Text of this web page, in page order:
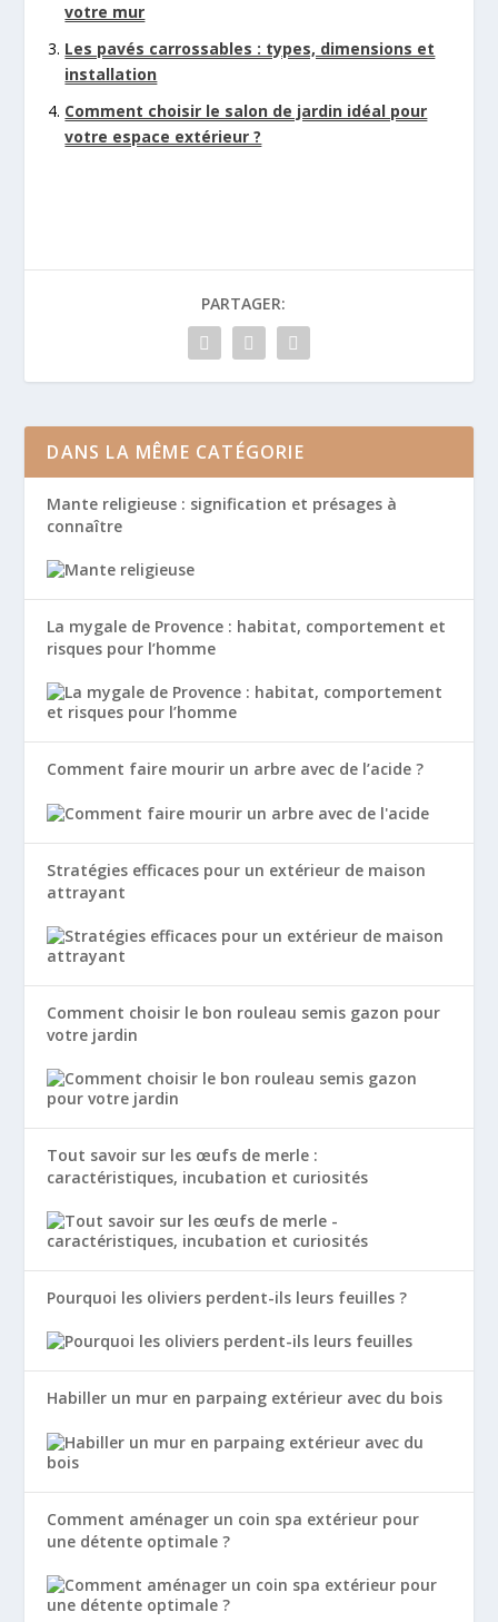
votre mur
Les pavés carrossables : types, dimensions et
installation
Comment choisir le salon de jardin idéal pour
votre espace extérieur ?
PARTAGER:
DANS LA MÊME CATÉGORIE
Mante religieuse : signification et présages à
connaître
La mygale de Provence : habitat, comportement et
risques pour l’homme
Comment faire mourir un arbre avec de l’acide ?
Stratégies efficaces pour un extérieur de maison
attrayant
Comment choisir le bon rouleau semis gazon pour
votre jardin
Tout savoir sur les œufs de merle :
caractéristiques, incubation et curiosités
Pourquoi les oliviers perdent-ils leurs feuilles ?
Habiller un mur en parpaing extérieur avec du bois
Comment aménager un coin spa extérieur pour
une détente optimale ?